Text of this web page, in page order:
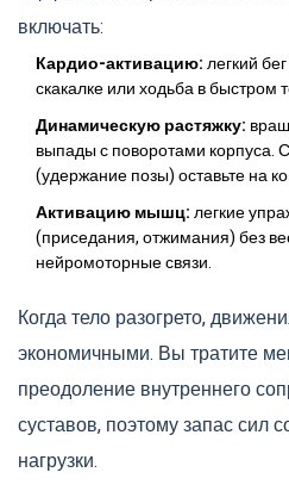
включать:
Кардио-активацию:легкий
скакалке или ходьба в
Динамическую растяжку:
выпады с поворотами корпуса.
(удержание позы) оставьте на
Активацию мышц:легкие
(приседания, отжимания) без
нейромоторные связи.
Когда тело разогрето,
экономичными. Вы тратите
преодоление внутреннего
суставов, поэтому запас сил
нагрузки.